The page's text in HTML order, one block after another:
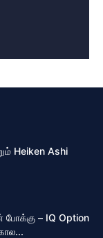
Heiken Ashi
போக்கு – IQ Option